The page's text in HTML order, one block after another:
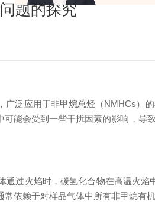
题的探究
泛应用于非甲烷总烃（NMHCs
能会受到一些干扰因素的影响，导
过火焰时，碳氢化合物在高温火
依赖于对样品气体中所有非甲烷有